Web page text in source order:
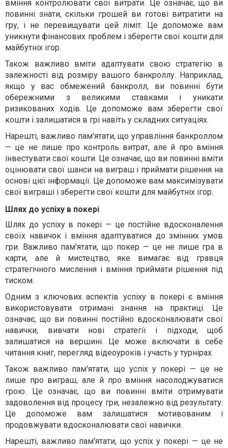
вміння контролювати свої витрати. Це означає, що ви
повинні знати, скільки грошей ви готові витратити на
гру, і не перевищувати цей ліміт. Це допоможе вам
уникнути фінансових проблем і зберегти свої кошти для
майбутніх ігор.
Також важливо вміти адаптувати свою стратегію в
залежності від розміру вашого банкроллу. Наприклад,
якщо у вас обмежений банкролл, ви повинні бути
обережними з великими ставками і уникати
ризикованих ходів. Це допоможе вам зберегти свої
кошти і залишатися в грі навіть у складних ситуаціях.
Нарешті, важливо пам'ятати, що управління банкроллом
— це не лише про контроль витрат, але й про вміння
інвестувати свої кошти. Це означає, що ви повинні вміти
оцінювати свої шанси на виграш і приймати рішення на
основі цієї інформації. Це допоможе вам максимізувати
свої виграші і зберегти свої кошти для майбутніх ігор.
Шлях до успіху в покері
Шлях до успіху в покері — це постійне вдосконалення
своїх навичок і вміння адаптуватися до змінних умов
гри. Важливо пам'ятати, що покер — це не лише гра в
карти, але й мистецтво, яке вимагає від гравця
стратегічного мислення і вміння приймати рішення під
тиском.
Одним з ключових аспектів успіху в покері є вміння
використовувати отримані знання на практиці. Це
означає, що ви повинні постійно вдосконалювати свої
навички, вивчати нові стратегії і підходи, щоб
залишатися на вершині. Це може включати в себе
читання книг, перегляд відеоуроків і участь у турнірах.
Також важливо пам'ятати, що успіх у покері — це не
лише про виграш, але й про вміння насолоджуватися
грою. Це означає, що ви повинні вміти отримувати
задоволення від процесу гри, незалежно від результату.
Це допоможе вам залишатися мотивованим і
продовжувати вдосконалювати свої навички.
Нарешті, важливо пам'ятати, що успіх у покері — це не